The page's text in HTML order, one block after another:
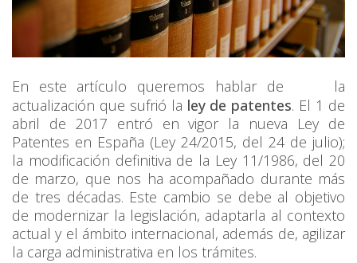
En este artículo queremos hablar de la
actualización que sufrió la ley de patentes. El 1 de
abril de 2017 entró en vigor la nueva Ley de
Patentes en España (Ley 24/2015, del 24 de julio);
la modificación definitiva de la Ley 11/1986, del 20
de marzo, que nos ha acompañado durante más
de tres décadas. Este cambio se debe al objetivo
de modernizar la legislación, adaptarla al contexto
actual y el ámbito internacional, además de, agilizar
la carga administrativa en los trámites.